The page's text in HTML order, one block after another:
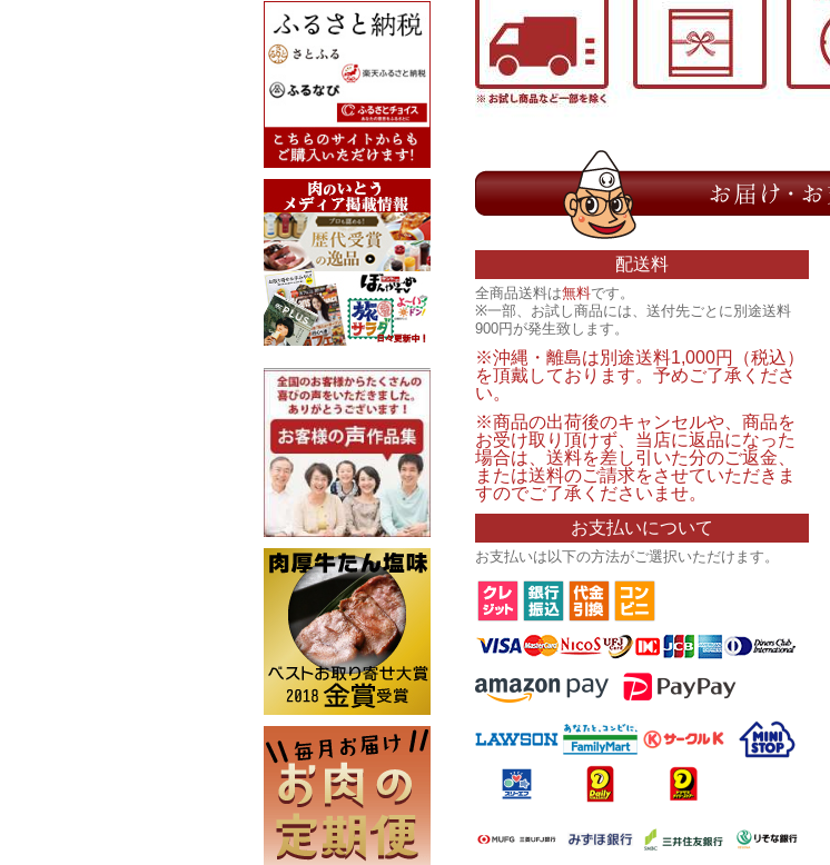
配送料
全商品送料は無料です。
※一部、お試し商品には、送付先ごとに別途送料
900円が発生致します。
※沖縄・離島は別途送料1,000円（税込）
を頂戴しております。予めご了承くださ
い。
※商品の出荷後のキャンセルや、商品を
お受け取り頂けず、当店に返品になった
場合は、送料を差し引いた分のご返金、
または送料のご請求をさせていただきま
すのでご了承くださいませ。
お支払いについて
お支払いは以下の方法がご選択いただけます。